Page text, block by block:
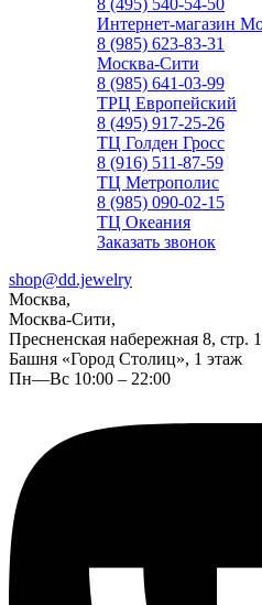
8 (495) 540-54-50
Интернет-магазин
8 (985) 623-83-31
Москва-Сити
8 (985) 641-03-99
ТРЦ Европейский
8 (495) 917-25-26
ТЦ Голден Гросс
8 (916) 511-87-59
ТЦ Метрополис
8 (985) 090-02-15
ТЦ Океания
Заказать звонок
shop@dd.jewelry
Москва,
Москва-Сити,
Пресненская набережная 8, стр.
Башня «Город Столиц», 1 этаж
Пн—Вс 10:00 – 22:00